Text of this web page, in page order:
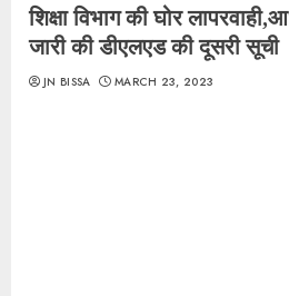
शिक्षा विभाग की घोर
जारी की डीएलएड की दूसरी सूची
JN BISSA MARCH 23, 2023